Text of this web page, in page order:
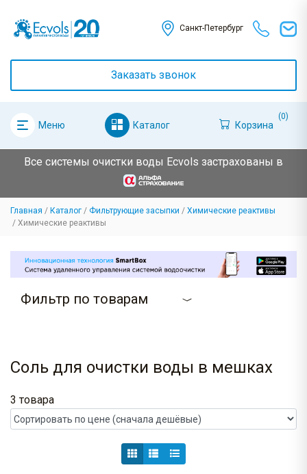
Санкт-Петербург
Заказать звонок
Меню Каталог Корзина
(0)
Все системы очистки воды Ecvols застрахованы в
Главная Каталог Фильтрующие засыпки
Химические реактивы
Химические реактивы
Фильтр по товарам
Соль для очистки воды в мешках
3 товара